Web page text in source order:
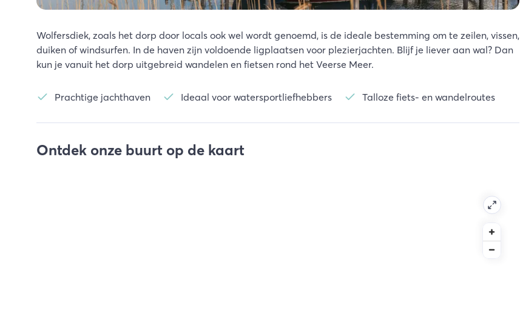
Wolfersdiek, zoals het dorp door locals ook wel wordt genoemd, is de ideale bestemming om te zeilen, vissen,
duiken of windsurfen. In de haven zijn voldoende ligplaatsen voor plezierjachten. Blijf je liever aan wal? Dan
kun je vanuit het dorp uitgebreid wandelen en fietsen rond het Veerse Meer.
Prachtige jachthaven Ideaal voor watersportliefhebbers Talloze fiets- en wandelroutes
Ontdek onze buurt op de kaart